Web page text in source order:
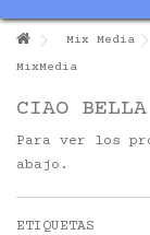
Mix Media
MixMedia
CIAO
Para ver los
abajo.
ETIQUETAS